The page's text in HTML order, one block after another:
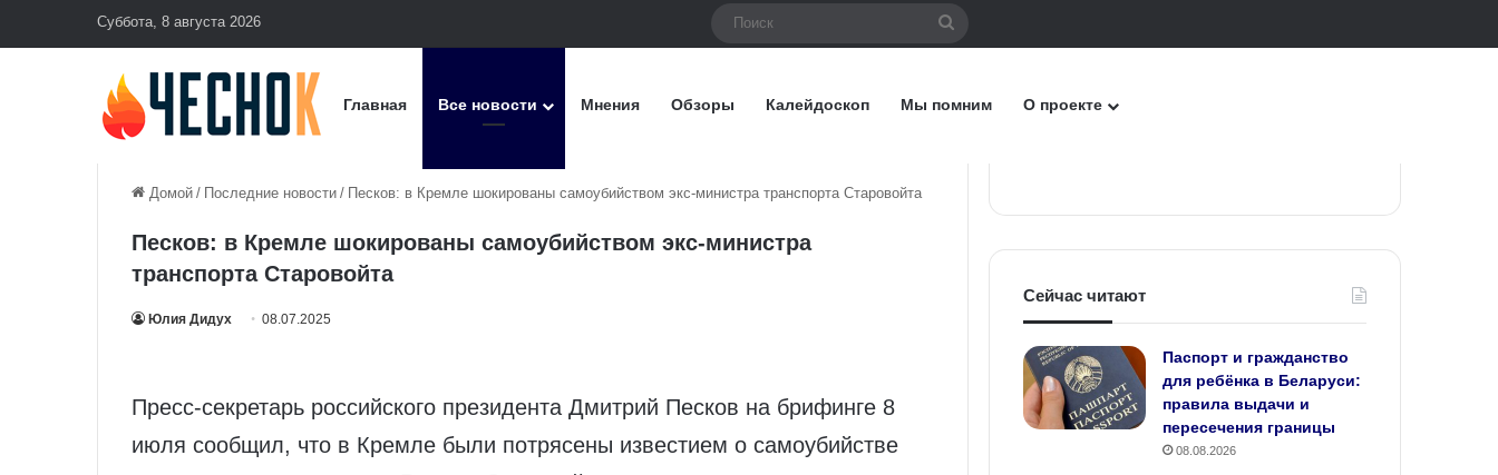
Суббота, 8 августа 2026
Главная Все новости Мнения Обзоры Калейдоскоп Мы помним О проекте
Домой / Последние новости / Песков: в Кремле шокированы самоубийством экс-министра транспорта Старовойта
Песков: в Кремле шокированы самоубийством экс-министра
транспорта Старовойта
Юлия Дидух 08.07.2025
Пресс-секретарь российского президента Дмитрий Песков на брифинге 8
июля сообщил, что в Кремле были потрясены известием о самоубийстве
Сейчас читают
Паспорт и гражданство
для ребёнка в Беларуси:
правила выдачи и
пересечения границы
08.08.2026